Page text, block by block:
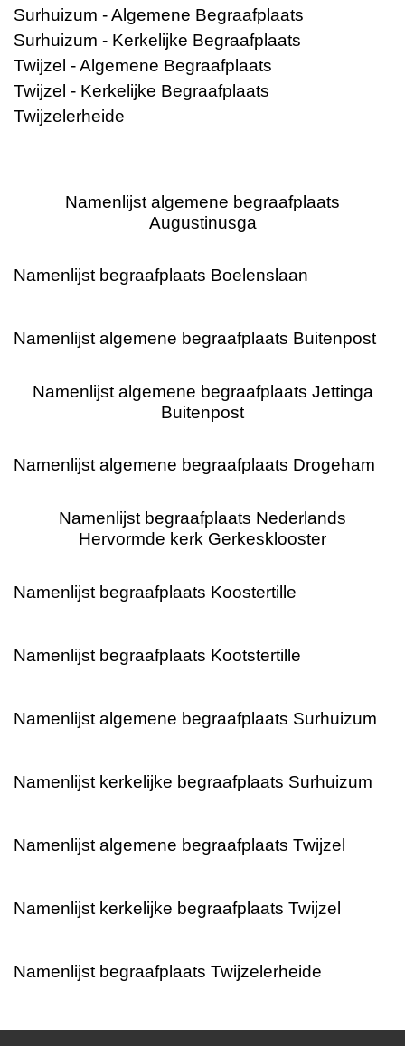
Surhuizum - Algemene Begraafplaats
Surhuizum - Kerkelijke Begraafplaats
Twijzel - Algemene Begraafplaats
Twijzel - Kerkelijke Begraafplaats
Twijzelerheide
Namenlijst algemene begraafplaats
Augustinusga
Namenlijst begraafplaats Boelenslaan
Namenlijst algemene begraafplaats Buitenpost
Namenlijst algemene begraafplaats Jettinga
Buitenpost
Namenlijst algemene begraafplaats Drogeham
Namenlijst begraafplaats Nederlands
Hervormde kerk Gerkesklooster
Namenlijst begraafplaats Koostertille
Namenlijst begraafplaats Kootstertille
Namenlijst algemene begraafplaats Surhuizum
Namenlijst kerkelijke begraafplaats Surhuizum
Namenlijst algemene begraafplaats Twijzel
Namenlijst kerkelijke begraafplaats Twijzel
Namenlijst begraafplaats Twijzelerheide